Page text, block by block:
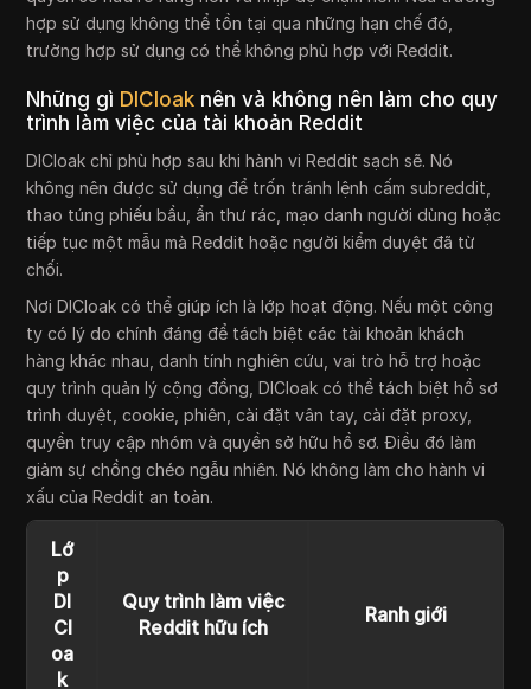
hợp sử dụng không thể tồn tại qua những hạn chế đó,
trường hợp sử dụng có thể không phù hợp với Reddit.
Những gì DICloak nên và không nên làm cho quy
trình làm việc của tài khoản Reddit
DICloak chỉ phù hợp sau khi hành vi Reddit sạch sẽ. Nó
không nên được sử dụng để trốn tránh lệnh cấm subreddit,
thao túng phiếu bầu, ẩn thư rác, mạo danh người dùng hoặc
tiếp tục một mẫu mà Reddit hoặc người kiểm duyệt đã từ
chối.
Nơi DICloak có thể giúp ích là lớp hoạt động. Nếu một công
ty có lý do chính đáng để tách biệt các tài khoản khách
hàng khác nhau, danh tính nghiên cứu, vai trò hỗ trợ hoặc
quy trình quản lý cộng đồng, DICloak có thể tách biệt hồ sơ
trình duyệt, cookie, phiên, cài đặt vân tay, cài đặt proxy,
quyền truy cập nhóm và quyền sở hữu hồ sơ. Điều đó làm
giảm sự chồng chéo ngẫu nhiên. Nó không làm cho hành vi
xấu của Reddit an toàn.
Lớ
p
DI
Cl
oa
k
Quy trình làm việc
Reddit hữu ích
Ranh giới